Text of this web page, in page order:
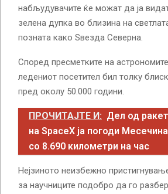
набљудувачите ќе можат да ја
зелена дупка во близина на
позната како Ѕвезда Северна.
Според пресметките на
ледениот посетител бил толку
пред околу 50.000 години.
ПРОЧИТАЈТЕ И: Дел од
на SpaceX ја погоди
со 8.690 километри на час
Нејзиното неизбежно
за научниците подобро да го